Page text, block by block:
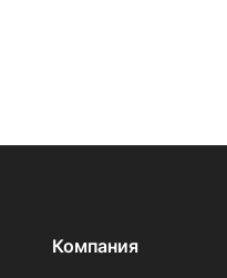
Компания